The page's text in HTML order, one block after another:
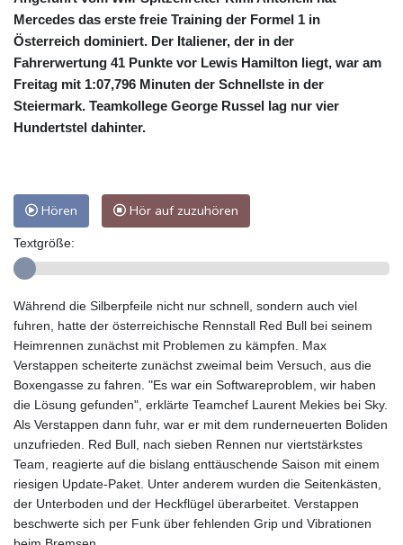
Mercedes das erste freie Training der Formel 1 in
Österreich dominiert. Der Italiener, der in der
Fahrerwertung 41 Punkte vor Lewis Hamilton liegt, war am
Freitag mit 1:07,796 Minuten der Schnellste in der
Steiermark. Teamkollege George Russel lag nur vier
Hundertstel dahinter.
Hören Hör auf zuzuhören
Textgröße:
Während die Silberpfeile nicht nur schnell, sondern auch viel
fuhren, hatte der österreichische Rennstall Red Bull bei seinem
Heimrennen zunächst mit Problemen zu kämpfen. Max
Verstappen scheiterte zunächst zweimal beim Versuch, aus die
Boxengasse zu fahren. "Es war ein Softwareproblem, wir haben
die Lösung gefunden", erklärte Teamchef Laurent Mekies bei Sky.
Als Verstappen dann fuhr, war er mit dem runderneuerten Boliden
unzufrieden. Red Bull, nach sieben Rennen nur viertstärkstes
Team, reagierte auf die bislang enttäuschende Saison mit einem
riesigen Update-Paket. Unter anderem wurden die Seitenkästen,
der Unterboden und der Heckflügel überarbeitet. Verstappen
beschwerte sich per Funk über fehlenden Grip und Vibrationen